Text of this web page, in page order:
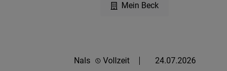
Mein Beck
Nals Vollzeit 24.07.2026